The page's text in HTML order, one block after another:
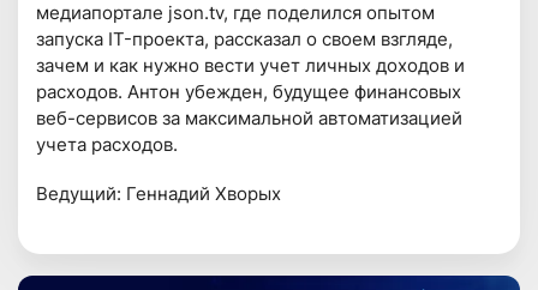
медиапортале json.tv, где поделился опытом
запуска IT-проекта, рассказал о своем взгляде,
зачем и как нужно вести учет личных доходов и
расходов. Антон убежден, будущее финансовых
веб-сервисов за максимальной автоматизацией
учета расходов.
Ведущий: Геннадий Хворых